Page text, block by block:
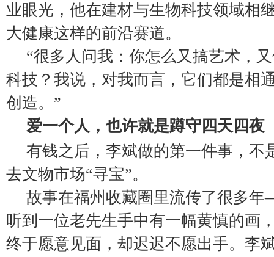
业眼光，他在建材与生物科技领域相
大健康这样的前沿赛道。
“很多人问我：你怎么又搞艺术，
科技？我说，对我而言，它们都是
创造。”
爱一个人，也许就是蹲守四天四夜
有钱之后，李斌做的第一件事，不
去文物市场“寻宝”。
故事在福州收藏圈里流传了很多
听到一位老先生手中有一幅黄慎的画
终于愿意见面，却迟迟不愿出手。李